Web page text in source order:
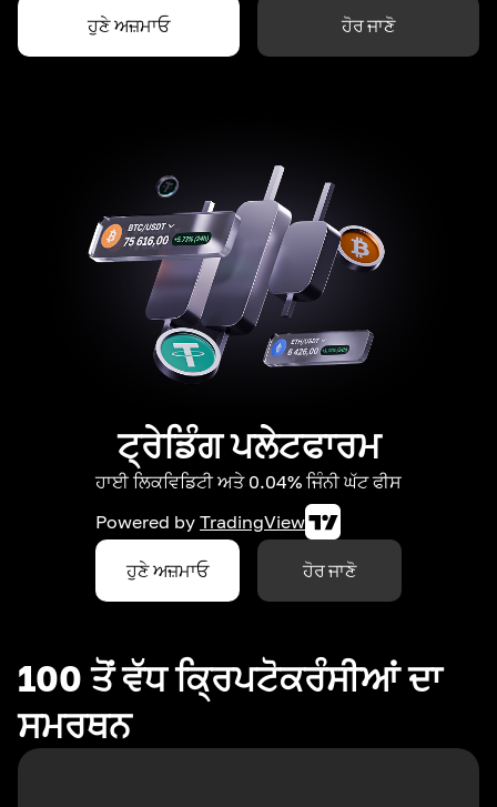
ਹੁਣੇ ਅਜ਼ਮਾਓ ਹੋਰ ਜਾਣੋ
ਟ੍ਰੇਡਿੰਗ ਪਲੇਟਫਾਰਮ
ਹਾਈ ਲਿਕਵਿਡਿਟੀ ਅਤੇ 0.04% ਜਿੰਨੀ ਘੱਟ ਫੀਸ
Powered by TradingView
ਹੁਣੇ ਅਜ਼ਮਾਓ ਹੋਰ ਜਾਣੋ
100 ਤੋਂ ਵੱਧ ਕ੍ਰਿਪਟੋਕਰੰਸੀਆਂ ਦਾ
ਸਮਰਥਨ